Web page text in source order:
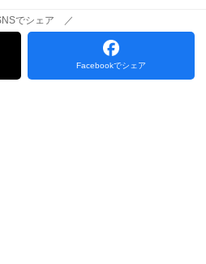
でシェア ／
Facebookでシェア